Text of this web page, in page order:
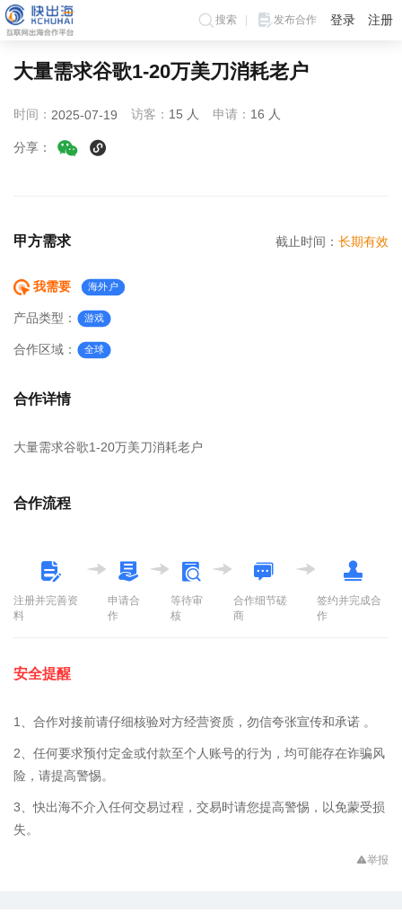
搜索 发布合作 登录 注册
大量需求谷歌1-20万美刀消耗老户
时间： 2025-07-19 访客： 15 人 申请： 16 人
分享：
甲方需求 截止时间： 长期有效
我需要 海外户
产品类型： 游戏
合作区域： 全球
合作详情
大量需求谷歌1-20万美刀消耗老户
合作流程
注册并完善资
料
申请合
作
等待审
核
合作细节磋
商
签约并完成合
作
安全提醒
1、合作对接前请仔细核验对方经营资质，勿信夸张宣传和承诺 。
2、任何要求预付定金或付款至个人账号的行为，均可能存在诈骗风
险，请提高警惕。
3、快出海不介入任何交易过程，交易时请您提高警惕，以免蒙受损
失。
举报